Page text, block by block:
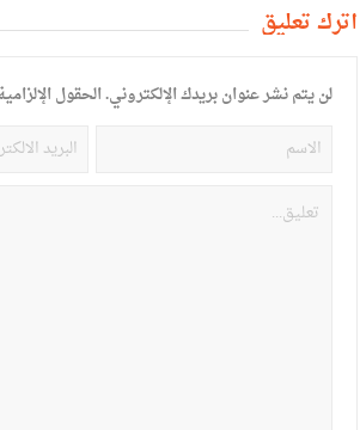
أترك تعليق
لن يتم نشر عنوان بريدك الإلكتروني.الحقول